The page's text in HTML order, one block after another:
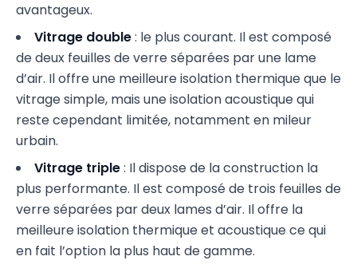
avantageux.
Vitrage double: le plus courant. Il est composé
de deux feuilles de verre séparées par une lame
d’air. Il offre une meilleure isolation thermique que le
vitrage simple, mais une isolation acoustique qui
reste cependant limitée, notamment en mileur
urbain.
Vitrage triple: Il dispose de la construction la
plus performante. Il est composé de trois feuilles de
verre séparées par deux lames d’air. Il offre la
meilleure isolation thermique et acoustique ce qui
en fait l’option la plus haut de gamme.